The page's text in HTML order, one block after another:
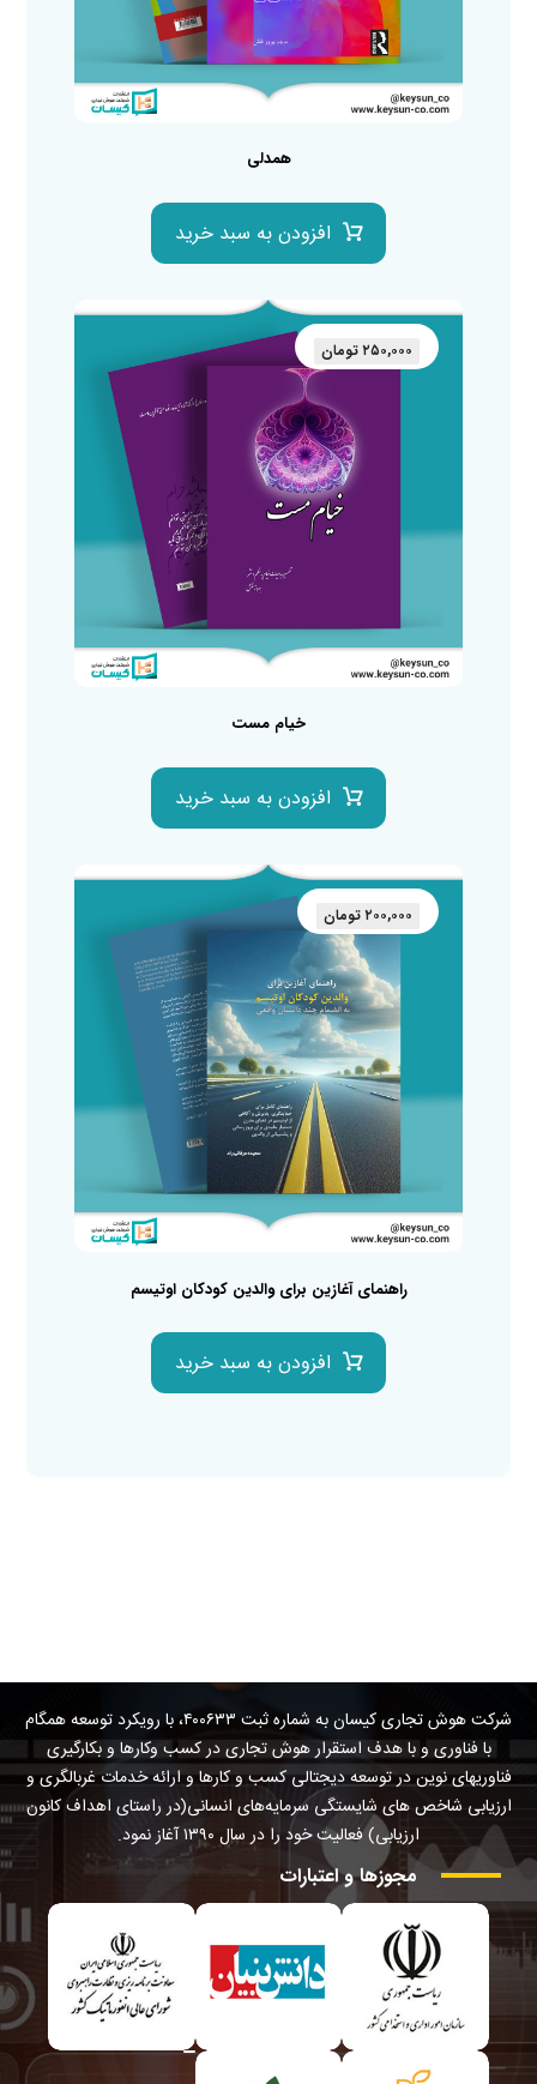
همدلی
افزودن به سبد خرید
خیام مست
۲۵۰,۰۰۰ تومان
افزودن به سبد خرید
راهنمای آغازین برای والدین کودکان اوتیسم
۲۰۰,۰۰۰ تومان
افزودن به سبد خرید
شرکت هوش تجاری کیسان به شماره ثبت ۴۰۰۶۳۳، با رویکرد توسعه همگام
با فناوری و با هدف استقرار هوش تجاری در کسب وکارها و بکارگیری
فناوریهای نوین در توسعه دیجتالی کسب و کارها و ارائه خدمات غربالگری و
ارزیابی شاخص های شایستگی سرمایه‌های انسانی(در راستای اهداف کانون
ارزیابی) فعالیت خود را در سال ۱۳۹۰ آغاز نمود.
مجوزها و اعتبارات